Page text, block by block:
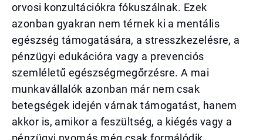
orvosi konzultációkra fókuszálnak. Ezek
azonban gyakran nem térnek ki a mentális
egészség támogatására, a stresszkezelésre, a
pénzügyi edukációra vagy a prevenciós
szemléletű egészségmegőrzésre. A mai
munkavállalók azonban már nem csak
betegségek idején várnak támogatást, hanem
akkor is, amikor a feszültség, a kiégés vagy a